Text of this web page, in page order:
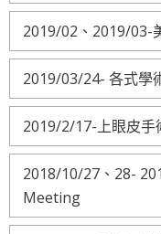
2019/02、2019/03-
2019/03/24- 各式學
2019/2/17-上眼皮手
2018/10/27、28-
Meeting